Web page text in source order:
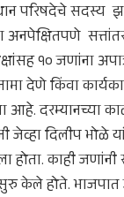
परिषदेचे सदस्य
अनपेक्षितपणे
१० जणांना
देणे किंवा
आहे. दरम्यानच्या
जेव्हा दिलीप
होता. काही
केले होते.